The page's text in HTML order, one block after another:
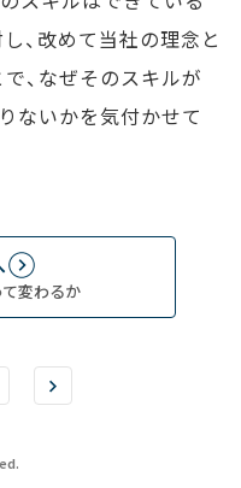
、改めて当社の理念と
、なぜそのスキルが
ないかを気付かせて
変わるか